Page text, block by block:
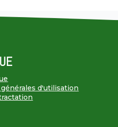
d'utilisation